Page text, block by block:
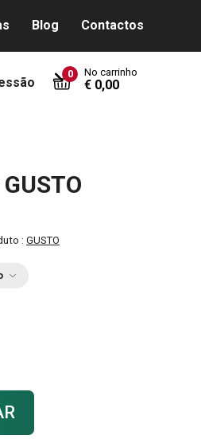
Blog Contactos
0 No carrinho
€ 0,00
: GUSTO